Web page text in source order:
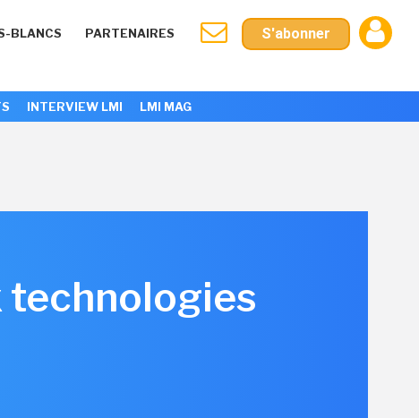
BLANCS PARTENAIRES S'abonner
INTERVIEW LMI LMI MAG
technologies